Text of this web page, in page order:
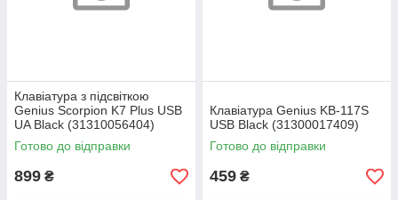
Клавіатура з підсвіткою
Genius Scorpion K7 Plus USB
UA Black (31310056404)
Готово до відправки
899 ₴
Клавіатура Genius KB-117S
USB Black (31300017409)
Готово до відправки
459 ₴